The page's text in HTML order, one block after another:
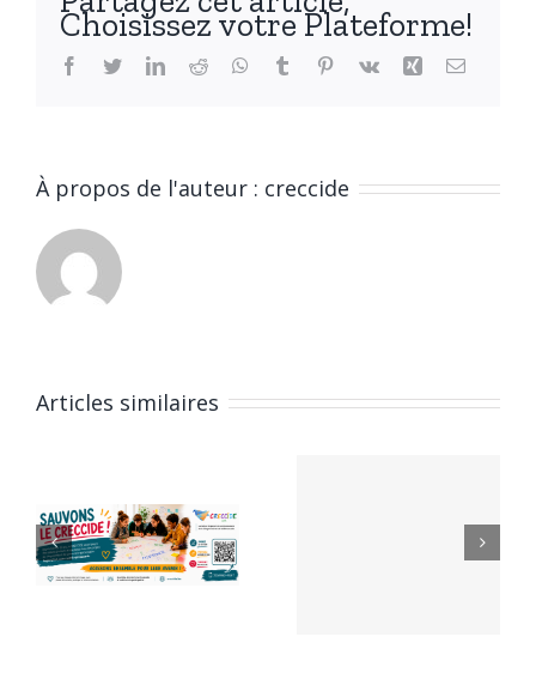
jeunesse
Choisissez votre Plateforme!
Facebook
TwitterLinkedIn
Reddit WhatsApp
Tumblr Pinterest
Vk Xing Email
À propos de l'auteur : creccide
Articles similaires
Conseils
de Jeunes
– Appel à
candidatures
des
Conseils